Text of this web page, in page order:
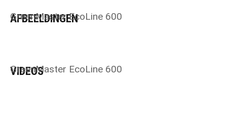
AFBEELDINGEN
GreenMaster EcoLine 600
VIDEOS
GreenMaster EcoLine 600